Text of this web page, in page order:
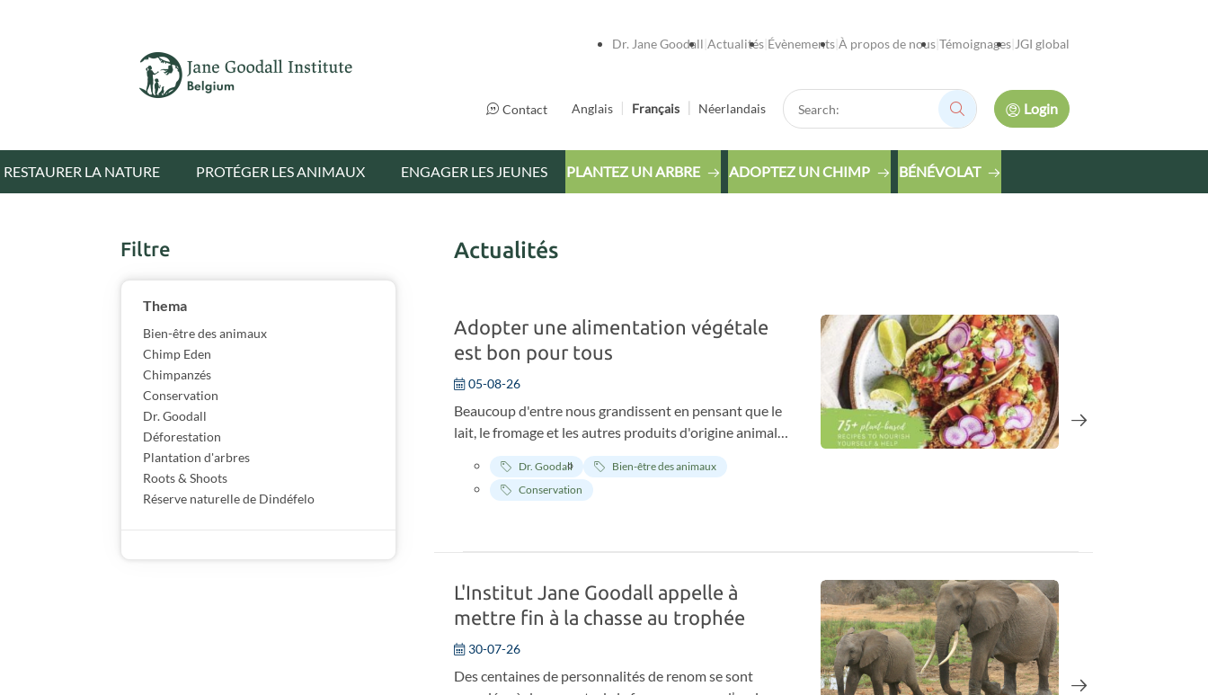
Dr. Jane Goodall Actualités Évènements À propos de nous Témoignages JGI global
Contact Anglais Français Néerlandais
Search:
Search:
Login
RESTAURER LA NATURE PROTÉGER LES ANIMAUX ENGAGER LES JEUNES PLANTEZ UN ARBRE ADOPTEZ UN CHIMP BÉNÉVOLAT
Actualités
Adopter une alimentation végétale
est bon pour tous
05-08-26
Beaucoup d'entre nous grandissent en pensant que le
lait, le fromage et les autres produits d'origine animale
font partie du quotidien. Pourtant, si l'on examine de
près la façon dont ces aliments arrivent dans nos
assiettes, on découvre une réalité bien différente des
qu'inhumaines.
Dr. Goodall
Bien-être des animaux
Conservation
L'Institut Jane Goodall appelle à
mettre fin à la chasse au trophée
30-07-26
Des centaines de personnalités de renom se sont
Filtre
Thema
Bien-être des animaux
Chimp Eden
Chimpanzés
Conservation
Dr. Goodall
Déforestation
Plantation d'arbres
Roots & Shoots
Réserve naturelle de Dindéfelo